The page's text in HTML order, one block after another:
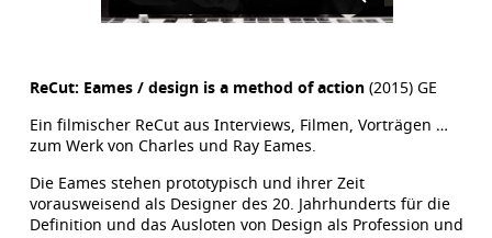
ReCut: Eames / design is a method of action(2015) GE
Ein filmischer ReCut aus Interviews, Filmen, Vorträgen …
zum Werk von Charles und Ray Eames.
Die Eames stehen prototypisch und ihrer Zeit
vorausweisend als Designer des 20. Jahrhunderts für die
Definition und das Ausloten von Design als Profession und